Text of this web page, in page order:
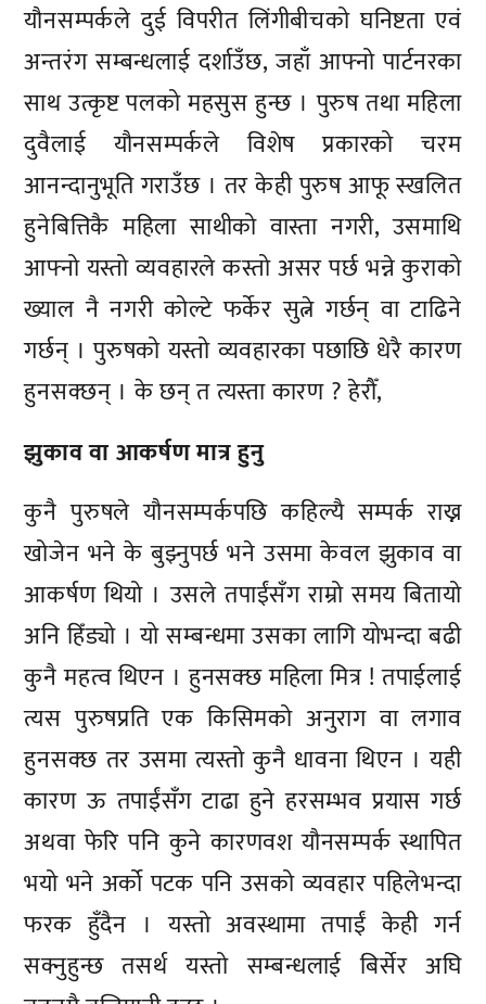
यौनसम्पर्कले दुई विपरीत लिंगीबीचको घनिष्टता एवं
अन्तरंग सम्बन्धलाई दर्शाउँछ, जहाँ आफ्नो पार्टनरका
साथ उत्कृष्ट पलको महसुस हुन्छ । पुरुष तथा महिला
दुवैलाई यौनसम्पर्कले विशेष प्रकारको चरम
आनन्दानुभूति गराउँछ । तर केही पुरुष आफू स्खलित
हुनेबित्तिकै महिला साथीको वास्ता नगरी, उसमाथि
आफ्नो यस्तो व्यवहारले कस्तो असर पर्छ भन्ने कुराको
ख्याल नै नगरी कोल्टे फर्केर सुत्ने गर्छन् वा टाढिने
गर्छन् । पुरुषको यस्तो व्यवहारका पछाछि धेरै कारण
हुनसक्छन् । के छन् त त्यस्ता कारण ? हेरौँ,
झुकाव वा आकर्षण मात्र हुनु
कुनै पुरुषले यौनसम्पर्कपछि कहिल्यै सम्पर्क राख्न
खोजेन भने के बुझ्नुपर्छ भने उसमा केवल झुकाव वा
आकर्षण थियो । उसले तपाईंसँग राम्रो समय बितायो
अनि हिँड्यो । यो सम्बन्धमा उसका लागि योभन्दा बढी
कुनै महत्व थिएन । हुनसक्छ महिला मित्र ! तपाईलाई
त्यस पुरुषप्रति एक किसिमको अनुराग वा लगाव
हुनसक्छ तर उसमा त्यस्तो कुनै धावना थिएन । यही
कारण ऊ तपाईंसँग टाढा हुने हरसम्भव प्रयास गर्छ
अथवा फेरि पनि कुने कारणवश यौनसम्पर्क स्थापित
भयो भने अर्को पटक पनि उसको व्यवहार पहिलेभन्दा
फरक हुँदैन । यस्तो अवस्थामा तपाईं केही गर्न
सक्नुहुन्छ तसर्थ यस्तो सम्बन्धलाई बिर्सेर अघि